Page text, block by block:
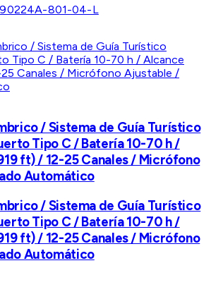
90224A-801-04-L
/ Sistema de Guía Turístico
Tipo C / Batería 10-70 h /
ft) / 12-25 Canales / Micrófono
Automático
/ Sistema de Guía Turístico
Tipo C / Batería 10-70 h /
ft) / 12-25 Canales / Micrófono
Automático